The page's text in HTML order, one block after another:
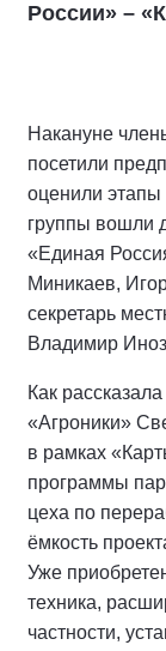
России» –
Накануне
посетили
оценили этапы
группы вошли
«Единая
Миникаев,
секретарь
Владимир
Как
«Агроники»
в рамках
программы
цеха по
ёмкость
Уже
техника,
частности,